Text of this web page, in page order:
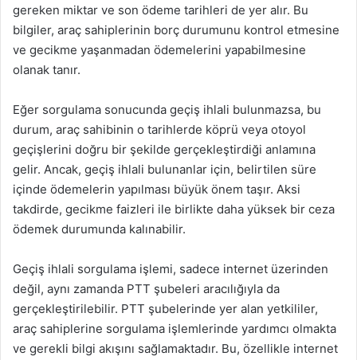
gereken miktar ve son ödeme tarihleri de yer alır. Bu
bilgiler, araç sahiplerinin borç durumunu kontrol etmesine
ve gecikme yaşanmadan ödemelerini yapabilmesine
olanak tanır.
Eğer sorgulama sonucunda geçiş ihlali bulunmazsa, bu
durum, araç sahibinin o tarihlerde köprü veya otoyol
geçişlerini doğru bir şekilde gerçekleştirdiği anlamına
gelir. Ancak, geçiş ihlali bulunanlar için, belirtilen süre
içinde ödemelerin yapılması büyük önem taşır. Aksi
takdirde, gecikme faizleri ile birlikte daha yüksek bir ceza
ödemek durumunda kalınabilir.
Geçiş ihlali sorgulama işlemi, sadece internet üzerinden
değil, aynı zamanda PTT şubeleri aracılığıyla da
gerçekleştirilebilir. PTT şubelerinde yer alan yetkililer,
araç sahiplerine sorgulama işlemlerinde yardımcı olmakta
ve gerekli bilgi akışını sağlamaktadır. Bu, özellikle internet